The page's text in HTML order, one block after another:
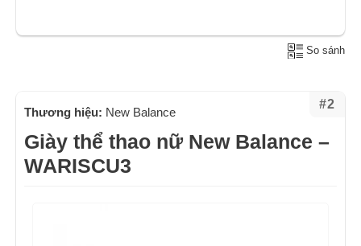
So sánh
#2
Thương hiệu: New Balance
Giày thể thao nữ New Balance –
WARISCU3